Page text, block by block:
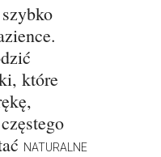
które
NATURALNE